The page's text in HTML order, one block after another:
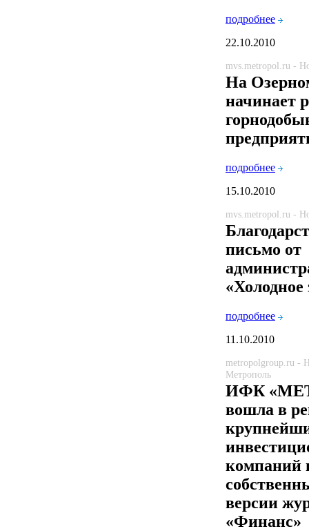
подробнее
22.10.2010
mvs.metropol.ru -
На
начинает
подробнее
15.10.2010
mvs.metropol.ru -
письмо от
«Холодное
подробнее
11.10.2010
metropolgroup.ru -
Метрополь
ИФК
вошла в
компаний
версии
«Финанс»